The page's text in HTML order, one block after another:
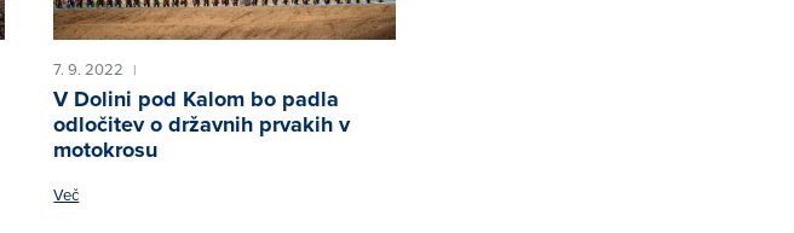
7. 9. 2022 |
V Dolini pod Kalom bo padla
odločitev o državnih prvakih v
motokrosu
Več